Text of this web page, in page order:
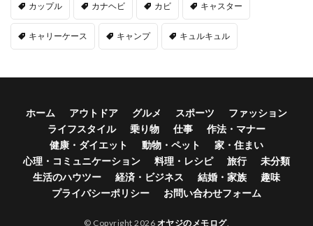
カップル カナヘビ カビ キャスター
キャリーケース キャンプ キュルキュル
ホーム アウトドア グルメ スポーツ
ファッション
ライフスタイル
乗り物 仕事
作法・マナー
健康・ダイエット
動物・ペット
家・住まい
心理・コミュニケーション
料理・レシピ 旅行
未分類
生活のハウツー
経済・ビジネス 結婚・家族
趣味
プライバシーポリシー
お問い合わせフォーム
© Copyright 2026 オヤジのメモログ.